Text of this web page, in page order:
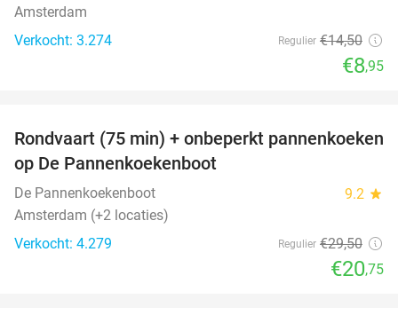
Amsterdam
Verkocht: 3.274
Regulier €14,50
€8,95
30%
Rondvaart (75 min) + onbeperkt pannenkoeken
op De Pannenkoekenboot
De Pannenkoekenboot 9.2 star
Amsterdam (+2 locaties)
Verkocht: 4.279
Regulier €29,50
€20,75